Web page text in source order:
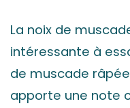
La noix de
intéressante à
de muscade
apporte une note